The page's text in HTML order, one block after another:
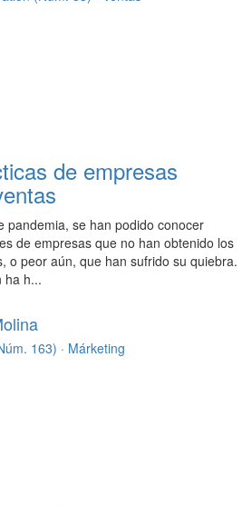
de empresas
pandemia, se han podido conocer
de empresas que no han obtenido los
o peor aún, que han sufrido su quiebra.
ha h...
163) · Márketing